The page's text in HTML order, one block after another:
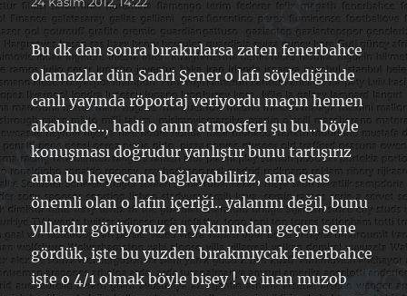
Bu dk dan sonra bırakırlarsa zaten fenerbahce
olamazlar dün Sadri Şener o lafı söylediğinde
canlı yayında röportaj veriyordu maçın hemen
akabinde.., hadi o anın atmosferi şu bu.. böyle
konuşması doğrudur yanlıştır bunu tartışırız
ama bu heyecana bağlayabiliriz, ama esas
önemli olan o lafın içeriği.. yalanmı değil, bunu
yıllardır görüyoruz en yakınından geçen sene
gördük, işte bu yuzden bırakmıycak fenerbahce
işte o 4/1 olmak böyle bişey ! ve inan muzob